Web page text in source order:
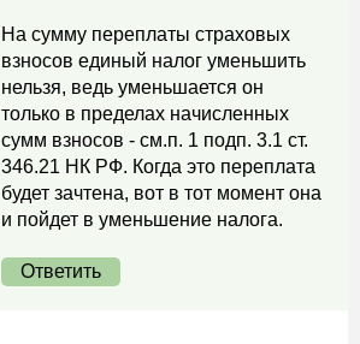
На сумму переплаты страховых
взносов единый налог уменьшить
нельзя, ведь уменьшается он
только в пределах начисленных
сумм взносов - см.п. 1 подп. 3.1 ст.
346.21 НК РФ. Когда это переплата
будет зачтена, вот в тот момент она
и пойдет в уменьшение налога.
Ответить